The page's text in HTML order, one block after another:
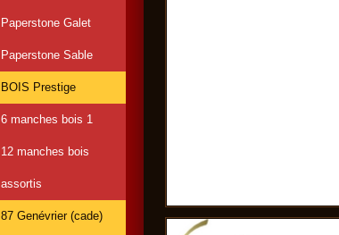
Paperstone Galet
Paperstone Sable
BOIS Prestige
6 manches bois 1
12 manches bois
assortis
87 Genévrier (cade)